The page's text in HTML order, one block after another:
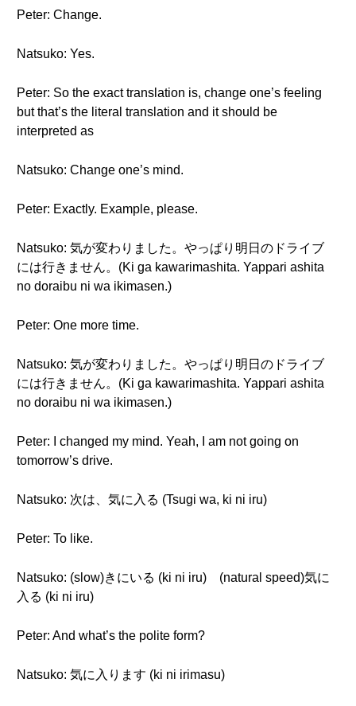
Peter: Change.
Natsuko: Yes.
Peter: So the exact translation is, change one’s feeling
but that’s the literal translation and it should be
interpreted as
Natsuko: Change one’s mind.
Peter: Exactly. Example, please.
Natsuko: 気が変わりました。やっぱり明日のドライブ
には行きません。(Ki ga kawarimashita. Yappari ashita
no doraibu ni wa ikimasen.)
Peter: One more time.
Natsuko: 気が変わりました。やっぱり明日のドライブ
には行きません。(Ki ga kawarimashita. Yappari ashita
no doraibu ni wa ikimasen.)
Peter: I changed my mind. Yeah, I am not going on
tomorrow’s drive.
Natsuko: 次は、気に入る (Tsugi wa, ki ni iru)
Peter: To like.
Natsuko: (slow)きにいる (ki ni iru) (natural speed)気に
入る (ki ni iru)
Peter: And what’s the polite form?
Natsuko: 気に入ります (ki ni irimasu)